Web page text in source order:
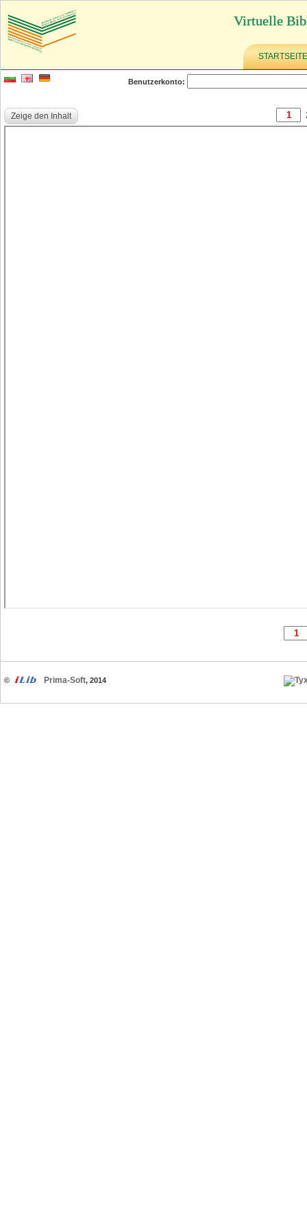
Virtuelle
STARTSEITE
Benutzerkonto:
Zeige den Inhalt
© Prima-Soft, 2014